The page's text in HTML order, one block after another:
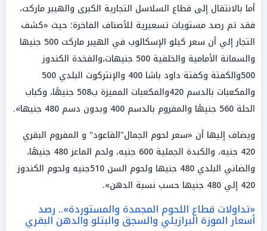
أما بالانتقال إلى قطاع السلاسل التجارية الكبرى والهيبر ماركت،
فقد تم رصد مستويات تسعيرية للأصناف الفاخرة؛ حيث «كشف
التجار إلي أن سعر كيلو الإسكالوب في الهيبر ماركت 500 جنيها
والسمانة الأمامية والخلفية 500 جنيهات،والفخدة الكندوز
500والكفتة وكفتة داود باشا 400 والإنتركوت البلدي 500
والمكعبات بالدسم 420والمكعبات المميزة ب508 جنيهًا، وكباب
الحلة 560 جنيهًا والمفروم بالدسم 400 وبدون دسم 480 جنيها».
ويضاف إليها أن «سعر لحوم الجمال"القاعود" و المفروم البقري
420 جنيه، والكبدة الجملية 600 جنيه، ولحم الماعز 480 جنيهًا،
والضاني البلدي 480 جنيها ولحوم السن 510جنيه ولحوم الكندوز
420 إلي 480 جنيها حسب نسبة الدهن».
«تداولات قطاع اللحوم المجمدة والمستوردة».. رصد
أسعار الموزة البرازيلي والسجق والبتلو والدهن البقري